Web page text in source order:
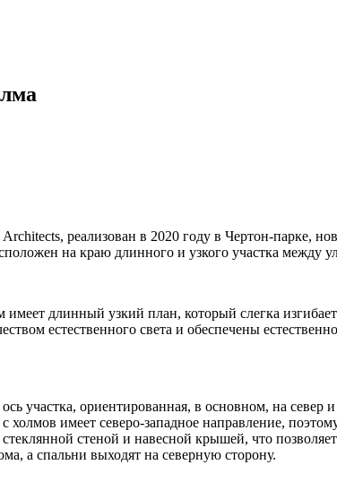
реализован в 2020 году в Чертон-парке,
на краю длинного и узкого участка между
имеет длинный узкий план, который слегка
естественного света и обеспечены
участка, ориентированная, в основном, на
имеет северо-западное направление,
стеной и навесной крышей, что
а спальни выходят на северную сторону.